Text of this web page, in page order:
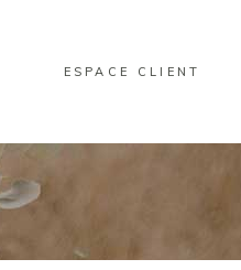
ESPACE CLIENT